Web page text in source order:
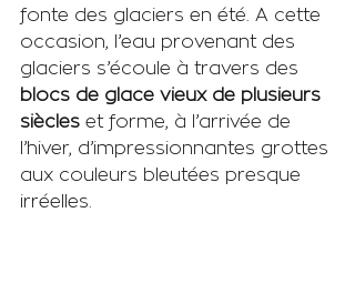
fonte des glaciers en été. A cette
occasion, l’eau provenant des
glaciers s’écoule à travers des
blocs de glace vieux de plusieurs
siècles et forme, à l’arrivée de
l’hiver, d’impressionnantes grottes
aux couleurs bleutées presque
irréelles.